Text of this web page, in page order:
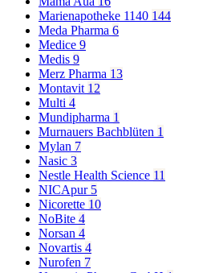
Marienapotheke 1140 144
Meda Pharma 6
Medice 9
Medis 9
Merz Pharma 13
Montavit 12
Multi 4
Mundipharma 1
Murnauers Bachblüten 1
Mylan 7
Nasic 3
Nestle Health Science 11
NICApur 5
Nicorette 10
NoBite 4
Norsan 4
Novartis 4
Nurofen 7